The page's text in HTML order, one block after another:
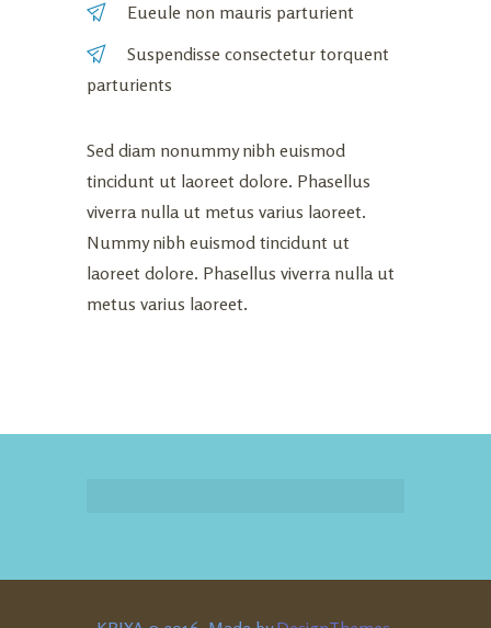
Eueule non mauris parturient
Suspendisse consectetur torquent
parturients
Sed diam nonummy nibh euismod
tincidunt ut laoreet dolore. Phasellus
viverra nulla ut metus varius laoreet.
Nummy nibh euismod tincidunt ut
laoreet dolore. Phasellus viverra nulla ut
metus varius laoreet.